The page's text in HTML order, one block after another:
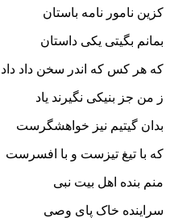
کزین نامور نامه باستان
بمانم بگیتى یکى داستان‏
که هر کس که اندر سخن داد داد
ز من جز بنیکى نگیرند یاد
بدان گیتیم نیز خواهشگرست
که با تیغ تیزست و با افسرست‏
منم بنده اهل بیت نبى
سراینده خاک پاى وصى‏